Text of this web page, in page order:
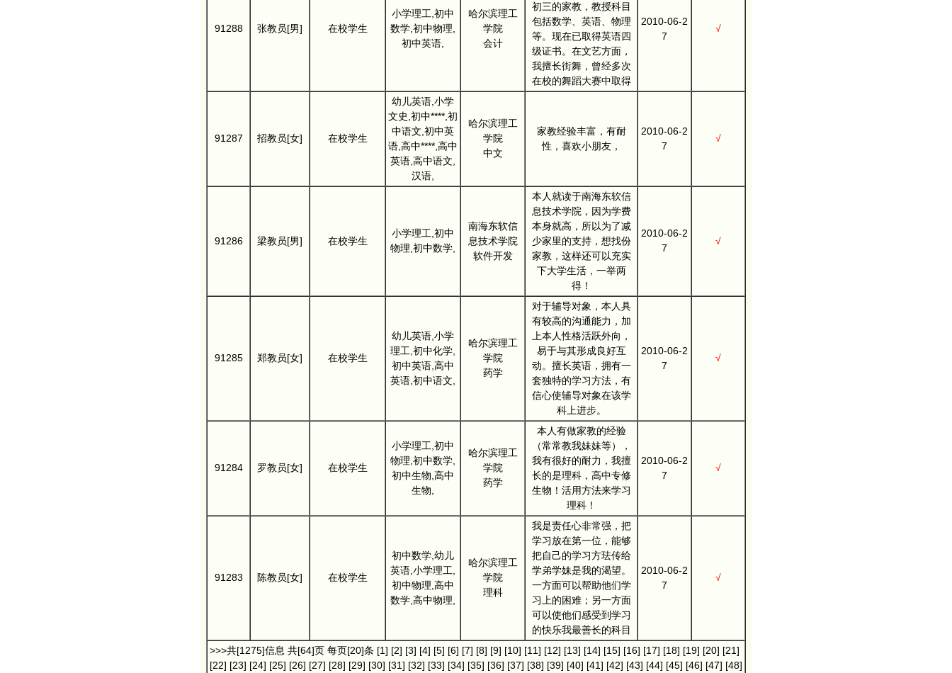
91288 张教员[男] 在校学生
小学理工,初中
数学,初中物理,
初中英语,
哈尔滨理工
学院
会计
初三的家教，教授科目
包括数学、英语、物理
等。现在已取得英语四
级证书。在文艺方面，
我擅长街舞，曾经多次
在校的舞蹈大赛中取得
2010-06-2
7
√
91287 招教员[女] 在校学生
幼儿英语,小学
文史,初中****,初
中语文,初中英
语,高中****,高中
英语,高中语文,
汉语,
哈尔滨理工
学院
中文
家教经验丰富，有耐
性，喜欢小朋友，
2010-06-2
7
√
91286 梁教员[男] 在校学生
小学理工,初中
物理,初中数学,
南海东软信
息技术学院
软件开发
本人就读于南海东软信
息技术学院，因为学费
本身就高，所以为了减
少家里的支持，想找份
家教，这样还可以充实
下大学生活，一举两
得！
2010-06-2
7
√
91285 郑教员[女] 在校学生
幼儿英语,小学
理工,初中化学,
初中英语,高中
英语,初中语文,
哈尔滨理工
学院
药学
对于辅导对象，本人具
有较高的沟通能力，加
上本人性格活跃外向，
易于与其形成良好互
动。擅长英语，拥有一
套独特的学习方法，有
信心使辅导对象在该学
科上进步。
2010-06-2
7
√
91284 罗教员[女] 在校学生
小学理工,初中
物理,初中数学,
初中生物,高中
生物,
哈尔滨理工
学院
药学
本人有做家教的经验
（常常教我妹妹等），
我有很好的耐力，我擅
长的是理科，高中专修
生物！活用方法来学习
理科！
2010-06-2
7
√
91283 陈教员[女] 在校学生
初中数学,幼儿
英语,小学理工,
初中物理,高中
数学,高中物理,
哈尔滨理工
学院
理科
我是责任心非常强，把
学习放在第一位，能够
把自己的学习方珐传给
学弟学妹是我的渴望。
一方面可以帮助他们学
习上的困难；另一方面
可以使他们感受到学习
的快乐我最善长的科目
2010-06-2
7
√
>>>共[1275]信息 共[64]页 每页[20]条 [1] [2] [3] [4] [5] [6] [7] [8] [9] [10] [11] [12] [13] [14] [15] [16] [17] [18] [19] [20] [21]
[22] [23] [24] [25] [26] [27] [28] [29] [30] [31] [32] [33] [34] [35] [36] [37] [38] [39] [40] [41] [42] [43] [44] [45] [46] [47] [48]